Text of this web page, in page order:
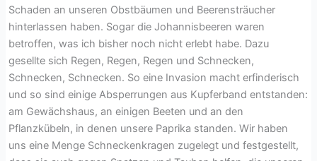
Schaden an unseren Obstbäumen und Beerensträucher
hinterlassen haben. Sogar die Johannisbeeren waren
betroffen, was ich bisher noch nicht erlebt habe. Dazu
gesellte sich Regen, Regen, Regen und Schnecken,
Schnecken, Schnecken. So eine Invasion macht erfinderisch
und so sind einige Absperrungen aus Kupferband entstanden:
am Gewächshaus, an einigen Beeten und an den
Pflanzkübeln, in denen unsere Paprika standen. Wir haben
uns eine Menge Schneckenkragen zugelegt und festgestellt,